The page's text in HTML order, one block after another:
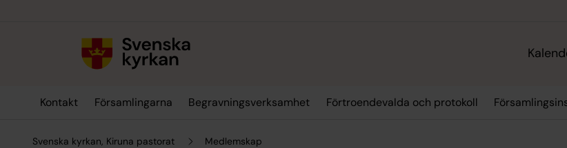
Kontakt Församlingarna Begravningsverksamhet Förtroendevalda och protokoll
Svenska kyrkan, Kiruna pastorat Medlemskap